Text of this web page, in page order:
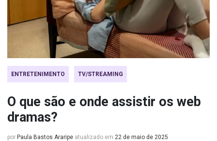
ENTRETENIMENTO TV/STREAMING
O que são e onde assistir os web
dramas?
por Paula Bastos Araripe atualizado em 22 de maio de 2025